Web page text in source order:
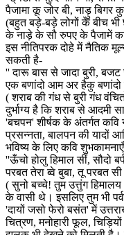
पैजामा कू जोर बी, नाड़ु बिगर
(बहुत बड़े-बड़े लोगों के बीच भी
के नाड़े के सौ रुपए के पैजामें का
इस नीतिपरक दोहे में नैतिक
सकती है-
'' दारू बास से जादा बुरी, बजट
एक बणांदो आम अर हैकु
( शराब की गंध से बुरी गंध
दुर्भाग्य है कि शराब से आदमी
'बचपन' शीर्षक के अंतर्गत
प्रसन्नता, बालपन की यादों
भविष्य के लिए कवि
''ऊँचो होलु हिमाल सीं, सौदो
परबत तेरा ब्वे बुबा, तू परबत
( सुनो बच्चे! तुम उत्तुंग हिमालय
के वासी थे। इसलिए तुम भी
'दायों जसो फेरो बसंत' में
चित्रण, मनोहारी फूल,